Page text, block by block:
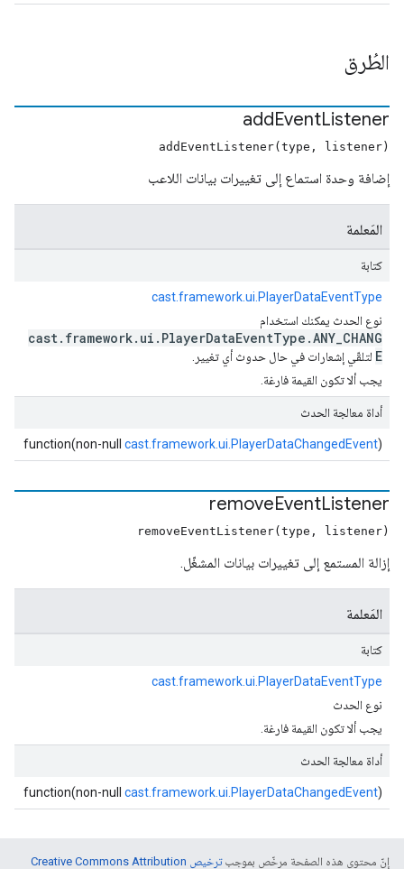
الطُرق
addEventListener
addEventListener(type, listener)
إضافة وحدة استماع إلى تغييرات بيانات اللاعب
المَعلمة
كتابة
cast.framework.ui.PlayerDataEventType
نوع الحدث يمكنك استخدام
cast.framework.ui.PlayerDataEventType.ANY_CHANG
E لتلقّي إشعارات في حال حدوث أي تغيير.
يجب ألا تكون القيمة فارغة.
أداة معالجة الحدث
function(non-null cast.framework.ui.PlayerDataChangedEvent)
removeEventListener
removeEventListener(type, listener)
إزالة المستمع إلى تغييرات بيانات المشغّل.
المَعلمة
كتابة
cast.framework.ui.PlayerDataEventType
نوع الحدث
يجب ألا تكون القيمة فارغة.
أداة معالجة الحدث
function(non-null cast.framework.ui.PlayerDataChangedEvent)
إنّ محتوى هذه الصفحة مرخّص بموجب
ترخيص Creative Commons Attribution